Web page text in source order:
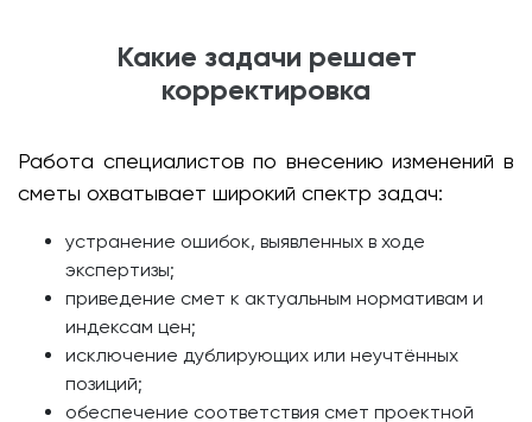
Какие задачи решает
корректировка
Работа специалистов по внесению изменений в
сметы охватывает широкий спектр задач:
устранение ошибок, выявленных в ходе
экспертизы;
приведение смет к актуальным нормативам и
индексам цен;
исключение дублирующих или неучтённых
позиций;
обеспечение соответствия смет проектной